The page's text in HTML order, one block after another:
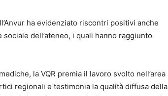
ha evidenziato riscontri positivi anche
dell’ateneo, i quali hanno raggiunto
la VQR premia il lavoro svolto nell’area
regionali e testimonia la qualità diffusa della